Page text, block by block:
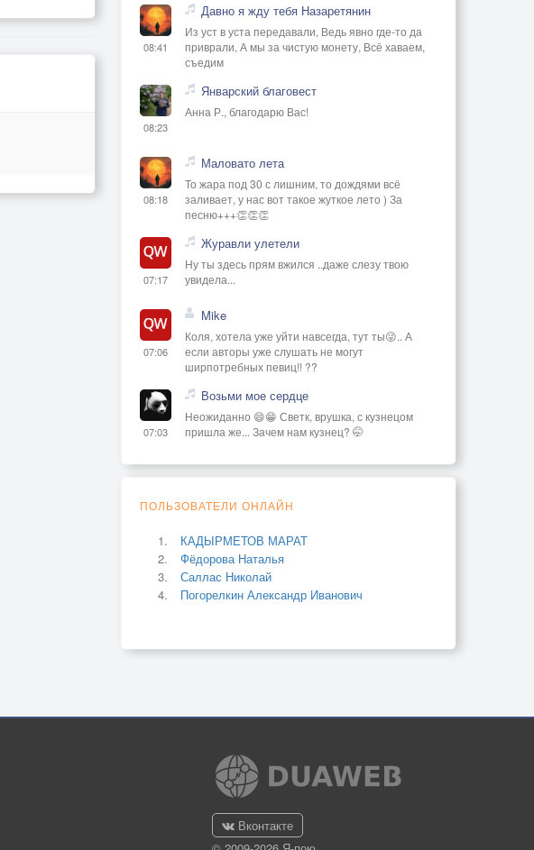
08:41
Давно я жду тебя Назаретянин
Из уст в уста передавали, Ведь явно где-то да
приврали, А мы за чистую монету, Всё хаваем,
съедим
08:23
Январский благовест
Анна Р., благодарю Вас!
08:18
Маловато лета
То жара под 30 с лишним, то дождями всё
заливает, у нас вот такое жуткое лето ) За
песню+++👏👏👏
07:17
Журавли улетели
Ну ты здесь прям вжился ..даже слезу твою
увидела...
07:06
Mike
Коля, хотела уже уйти навсегда, тут ты😜.. А
если авторы уже слушать не могут
ширпотребных певиц!! ??
07:03
Возьми мое сердце
Неожиданно 😄😁 Светк, врушка, с кузнецом
пришла же... Зачем нам кузнец? 🤭
ПОЛЬЗОВАТЕЛИ ОНЛАЙН
КАДЫРМЕТОВ МАРАТ
Фёдорова Наталья
Саллас Николай
Погорелкин Александр Иванович
Вконтакте